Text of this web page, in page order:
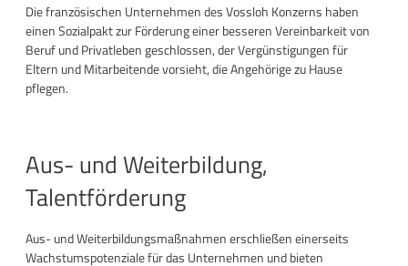
Die französischen Unternehmen des Vossloh Konzerns haben
einen Sozialpakt zur Förderung einer besseren Vereinbarkeit von
Beruf und Privatleben geschlossen, der Vergünstigungen für
Eltern und Mitarbeitende vorsieht, die Angehörige zu Hause
pflegen.
Aus- und Weiterbildung,
Talentförderung
Aus- und Weiterbildungsmaßnahmen erschließen einerseits
Wachstumspotenziale für das Unternehmen und bieten